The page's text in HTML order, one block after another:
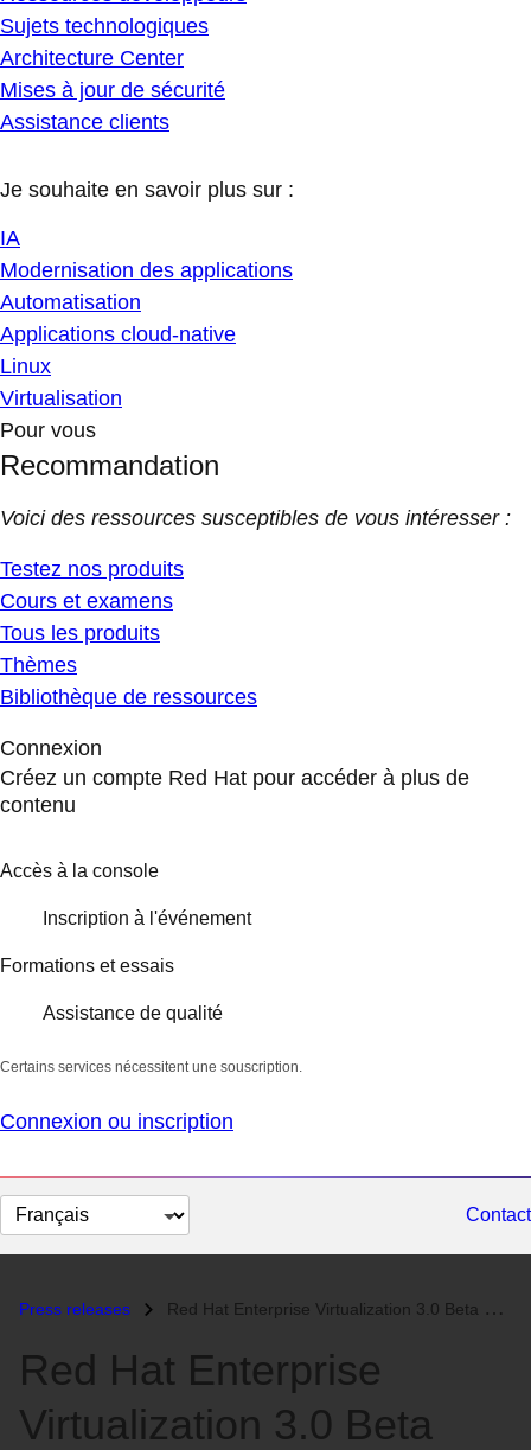
Sujets technologiques
Architecture Center
Mises à jour de sécurité
Assistance clients
Je souhaite en savoir plus sur :
IA
Modernisation des applications
Automatisation
Applications cloud-native
Linux
Virtualisation
Pour vous
Recommandation
Voici des ressources susceptibles de vous intéresser :
Testez nos produits
Cours et examens
Tous les produits
Thèmes
Bibliothèque de ressources
Connexion
Créez un compte Red Hat pour accéder à plus de
contenu
Accès à la console
Inscription à l'événement
Formations et essais
Assistance de qualité
Certains services nécessitent une souscription.
Connexion ou inscription
Changer
la
Contact
Press releases Red Hat Enterprise Virtualization 3.0 Beta Now Available...
Red Hat Enterprise
Virtualization 3.0 Beta